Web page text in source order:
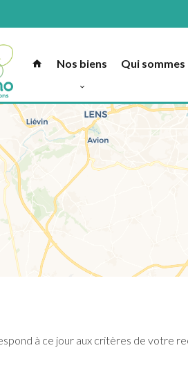
Nos biens Qui sommes
à ce jour aux critères de votre